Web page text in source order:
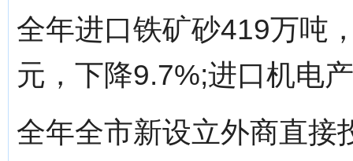
全年进口铁矿砂419万吨
元，下降9.7%;进口机电
全年全市新设立外商直接